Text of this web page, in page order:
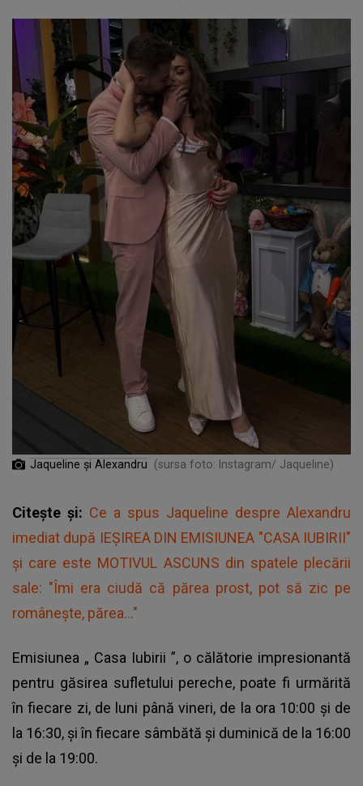
Jaqueline și Alexandru (sursa foto: Instagram/ Jaqueline)
Citește și: Ce a spus Jaqueline despre Alexandru
imediat după IEȘIREA DIN EMISIUNEA "CASA IUBIRII"
și care este MOTIVUL ASCUNS din spatele plecării
sale: "Îmi era ciudă că părea prost, pot să zic pe
românește, părea..."
Emisiunea „ Casa Iubirii ”, o călătorie impresionantă
pentru găsirea sufletului pereche, poate fi urmărită
în fiecare zi, de luni până vineri, de la ora 10:00 și de
la 16:30, și în fiecare sâmbătă și duminică de la 16:00
și de la 19:00.